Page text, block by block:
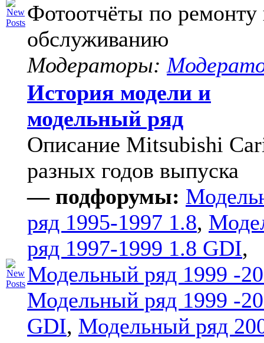
Фотоотчёты по ремонту
обслуживанию
Модераторы:
История модели и
модельный ряд
Описание Mitsubishi
разных годов выпуска
— подфорумы:
ряд 1995-1997 1.8,
ряд 1997-1999 1.8 GDI,
Модельный ряд 1999 -
Модельный ряд 1999 -
GDI, Модельный ряд